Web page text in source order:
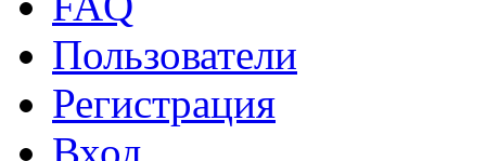
Пользователи
Регистрация